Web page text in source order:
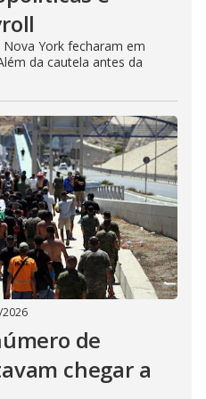
York fecharam em
da cautela antes da
de
chegar a